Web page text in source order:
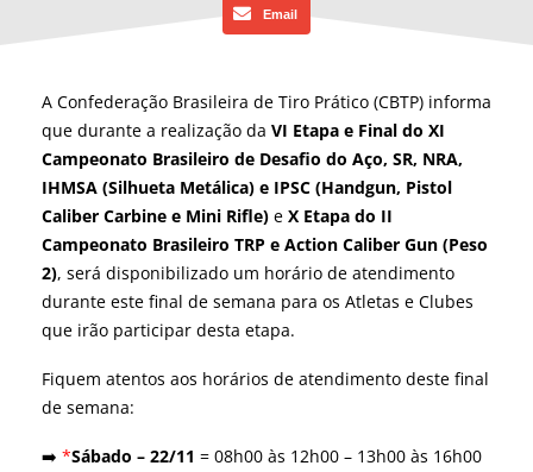
Email
A Confederação Brasileira de Tiro Prático (CBTP) informa
que durante a realização da VI Etapa e Final do XI
Campeonato Brasileiro de Desafio do Aço, SR, NRA,
IHMSA (Silhueta Metálica) e IPSC (Handgun, Pistol
Caliber Carbine e Mini Rifle) e X Etapa do II
Campeonato Brasileiro TRP e Action Caliber Gun (Peso
2), será disponibilizado um horário de atendimento
durante este final de semana para os Atletas e Clubes
que irão participar desta etapa.
Fiquem atentos aos horários de atendimento deste final
de semana:
➡️ *Sábado – 22/11 = 08h00 às 12h00 – 13h00 às 16h00